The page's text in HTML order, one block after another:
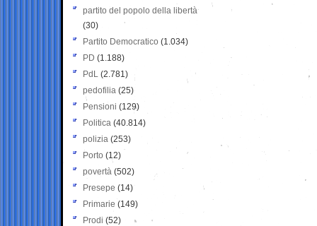
partito del popolo della libertà
(30)
Partito Democratico (1.034)
PD (1.188)
PdL (2.781)
pedofilia (25)
Pensioni (129)
Politica (40.814)
polizia (253)
Porto (12)
povertà (502)
Presepe (14)
Primarie (149)
Prodi (52)